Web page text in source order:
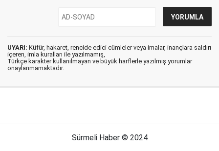
UYARI: Küfür, hakaret, rencide edici cümleler veya imalar, inançlara saldırı
içeren, imla kuralları ile yazılmamış,
Türkçe karakter kullanılmayan ve büyük harflerle yazılmış yorumlar
onaylanmamaktadır.
Sürmeli Haber © 2024